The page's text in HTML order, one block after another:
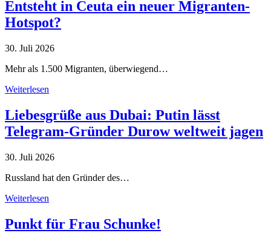
Entsteht in Ceuta ein neuer Migranten-
Hotspot?
30. Juli 2026
Mehr als 1.500 Migranten, überwiegend…
Weiterlesen
Liebesgrüße aus Dubai: Putin lässt
Telegram-Gründer Durow weltweit jagen
30. Juli 2026
Russland hat den Gründer des…
Weiterlesen
Punkt für Frau Schunke!